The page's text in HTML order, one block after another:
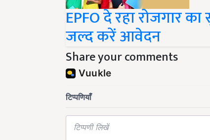
EPFO दे रहा रोजगार
जल्द करें आवेदन
Share your comments